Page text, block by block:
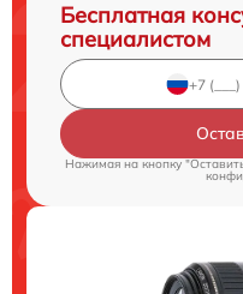
Бесплатная
специалистом
Нажимая на кнопку